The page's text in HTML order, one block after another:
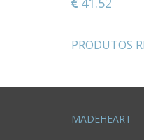
PRODUTOS
MADEHEART